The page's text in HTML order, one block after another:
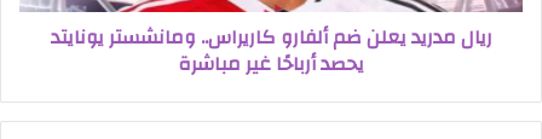
ريال مدريد يعلن ضم ألفارو كاريراس.. ومانشستر يونايتد
يحصد أرباحًا غير مباشرة